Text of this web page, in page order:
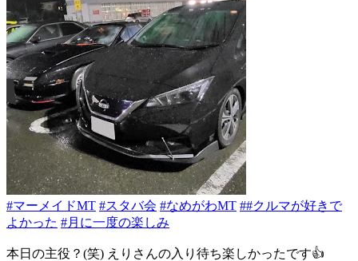
#マーメイドMT #スタバ会 #なめがわMT ##クルマが好きで
よかった #月に一度の楽しみ
本日の主役？(笑) えりさんの入り待ち楽しかったです👍